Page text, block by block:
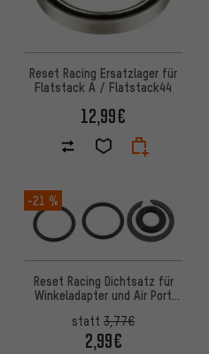
Reset Racing Ersatzlager für
Flatstack A / Flatstack44
12,99€
auf 3 Bewertungen
-21 %
Reset Racing Dichtsatz für
Winkeladapter und Air Port
statt 3,77€
2,99€